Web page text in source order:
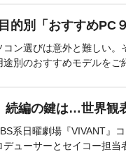
的別「おすすめPC
コン選びは意外と難しい
別のおすすめモデルをご
続編の鍵は…世界観
系日曜劇場『VIVANT』
ューサーとセイコー担当